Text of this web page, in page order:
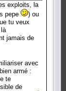
exploits, la
pepe
) ou
tu veux
jamais de
avec
armé :
te
de